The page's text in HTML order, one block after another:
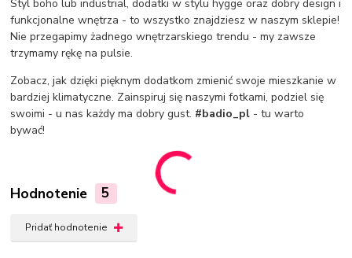
Styl boho lub industrial, dodatki w stylu hygge oraz dobry design i
funkcjonalne wnętrza - to wszystko znajdziesz w naszym sklepie!
Nie przegapimy żadnego wnętrzarskiego trendu - my zawsze
trzymamy rękę na pulsie.
Zobacz, jak dzięki pięknym dodatkom zmienić swoje mieszkanie w
bardziej klimatyczne. Zainspiruj się naszymi fotkami, podziel się
swoimi - u nas każdy ma dobry gust. #badio_pl - tu warto
bywać!
Hodnotenie 5
Pridať hodnotenie